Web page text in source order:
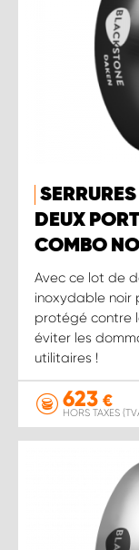
DEUX
COMBO
Avec ce lot de
inoxydable noir
protégé contre
éviter les
utilitaires !
623 €
HORS TAXES